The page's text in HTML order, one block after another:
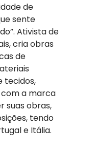
de
sente
Ativista de
cria obras
de
tecidos,
com a marca
suas obras,
tendo
e Itália.